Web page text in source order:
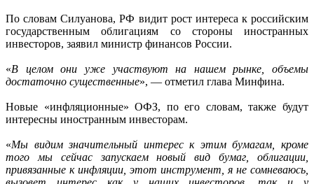
По словам Силуанова, РФ видит рост интереса к российским
государственным облигациям со стороны иностранных
инвесторов, заявил министр финансов России.
«В целом они уже участвуют на нашем рынке, объемы
достаточно существенные», — отметил глава Минфина.
Новые «инфляционные» ОФЗ, по его словам, также будут
интересны иностранным инвесторам.
«Мы видим значительный интерес к этим бумагам, кроме
того мы сейчас запускаем новый вид бумаг, облигации,
привязанные к инфляции, этот инструмент, я не сомневаюсь,